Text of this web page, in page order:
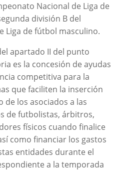
Nacional de Liga de
división B del
Liga de fútbol masculino.
apartado II del punto
es la concesión de ayudas
competitiva para la
que faciliten la inserción
de los asociados a las
de futbolistas, árbitros,
físicos cuando finalice
como financiar los gastos
entidades durante el
a la temporada